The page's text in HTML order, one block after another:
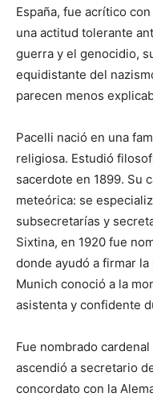
España, fue acrítico
una actitud tolerante
guerra y el genocidio,
equidistante del
parecen menos
Pacelli nació en una
religiosa. Estudió
sacerdote en 1899. Su
meteórica: se
subsecretarías y
Sixtina, en 1920 fue
donde ayudó a firmar
Munich conoció a la
asistenta y confidente
Fue nombrado
ascendió a secretario
concordato con la